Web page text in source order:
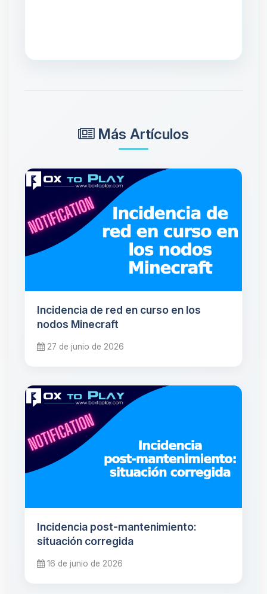
Más Artículos
Incidencia de red en curso en los
nodos Minecraft
27 de junio de 2026
Incidencia post-mantenimiento:
situación corregida
16 de junio de 2026